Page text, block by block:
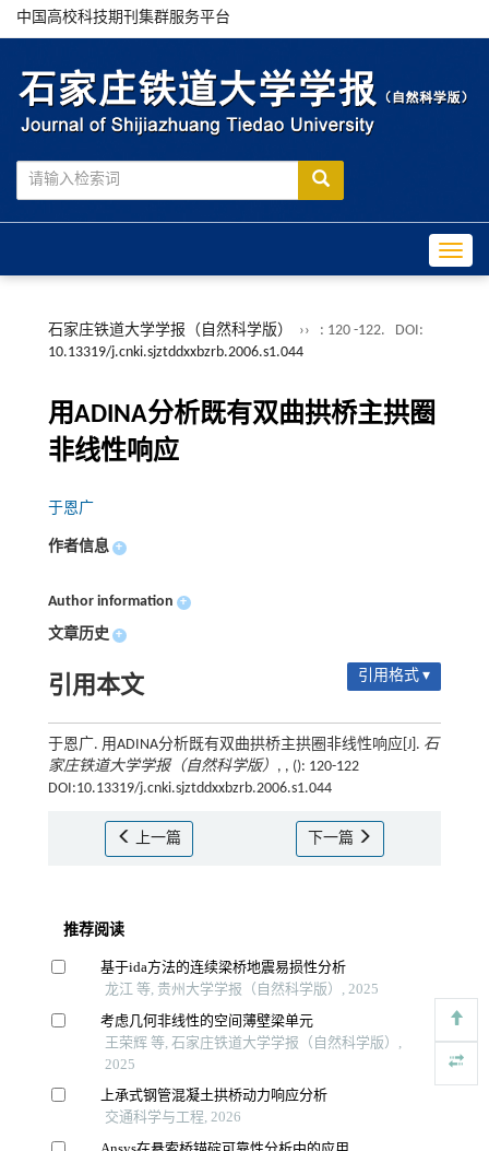
中国高校科技期刊集群服务平台
石家庄铁道大学学报（自然科学版） ›› : 120 -122.
DOI:
10.13319/j.cnki.sjztddxxbzrb.2006.s1.044
用ADINA分析既有双曲拱桥主拱圈
非线性响应
于恩广
作者信息 +
Author information +
文章历史 +
引用本文 引用格式 ▾
于恩广. 用ADINA分析既有双曲拱桥主拱圈非线性响应[J]. 石
家庄铁道大学学报（自然科学版） , , (): 120-122
DOI:10.13319/j.cnki.sjztddxxbzrb.2006.s1.044
上一篇 下一篇